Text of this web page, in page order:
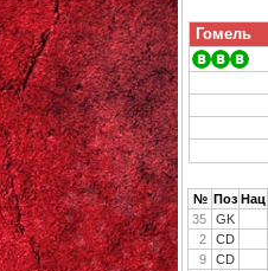
Гомель
№ Поз Нац
35
GK
2
CD
9
CD